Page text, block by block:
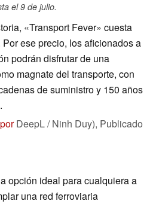
el 9 de julio.
«Transport Fever» cuesta
ese precio, los aficionados a
podrán disfrutar de una
magnate del transporte, con
de suministro y 150 años
DeepL / Ninh Duy), Publicado
opción ideal para cualquiera a
una red ferroviaria